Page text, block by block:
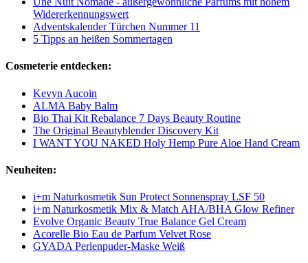
Widererkennungswert
Adventskalender Türchen Nummer 11
5 Tipps an heißen Sommertagen
Cosmeterie entdecken:
Kevyn Aucoin
ALMA Baby Balm
Bio Thai Kit Rebalance 7 Days Beauty Routine
The Original Beautyblender Discovery Kit
I WANT YOU NAKED Holy Hemp Pure Aloe Hand Cream
Neuheiten:
i+m Naturkosmetik Sun Protect Sonnenspray LSF 50
i+m Naturkosmetik Mix & Match AHA/BHA Glow Refiner
Evolve Organic Beauty True Balance Gel Cream
Acorelle Bio Eau de Parfum Velvet Rose
GYADA Perlenpuder-Maske Weiß